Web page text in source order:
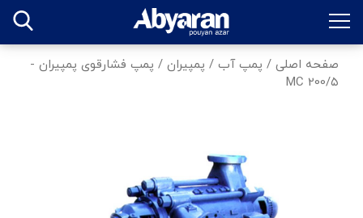
صفحه اصلی / پمپ آب / پمپیران / پمپ فشارقوی پمپیران -
MC 200/۵